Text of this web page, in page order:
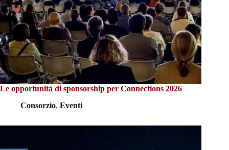
Le opportunità di sponsorship per Connections 2026
Consorzio, Eventi